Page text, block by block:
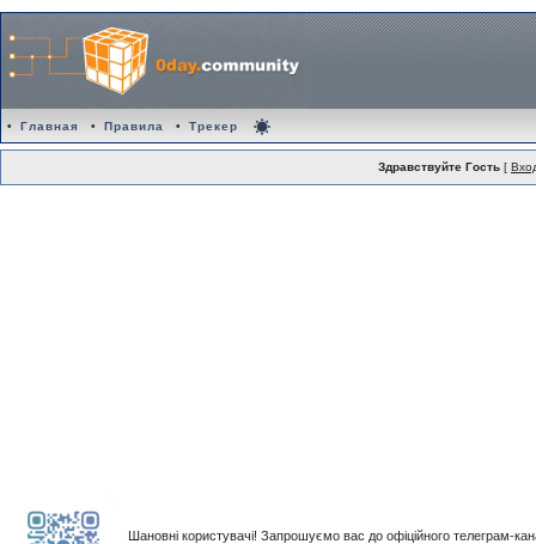
• Главная • Правила • Трекер
Здравствуйте Гость [
Шановні користувачі! Запрошуємо вас до офіційного телеграм-